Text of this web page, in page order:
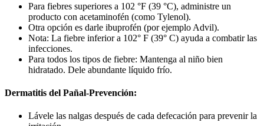
Para fiebres superiores a 102 °F (39 °C), administre un
producto con acetaminofén (como Tylenol).
Otra opción es darle ibuprofén (por ejemplo Advil).
Nota: La fiebre inferior a 102° F (39° C) ayuda a combatir las
infecciones.
Para todos los tipos de fiebre: Mantenga al niño bien
hidratado. Dele abundante líquido frío.
Dermatitis del Pañal-Prevención:
Lávele las nalgas después de cada defecación para prevenir la